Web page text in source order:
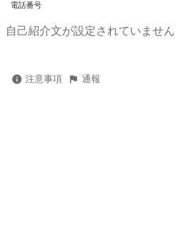
電話番号
自己紹介文が設定されていません
注意事項 通報